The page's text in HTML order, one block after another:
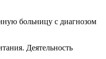
больницу с диагнозом
Деятельность